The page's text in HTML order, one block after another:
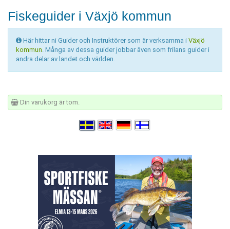
Fiskeguider i Växjö kommun
Här hittar ni Guider och Instruktörer som är verksamma i Växjö
kommun . Många av dessa guider jobbar även som frilans guider i
andra delar av landet och världen.
Din varukorg är tom.